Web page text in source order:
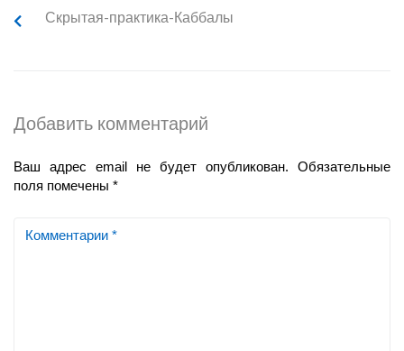
Скрытая-практика-Каббалы
Добавить комментарий
Ваш адрес email не будет опубликован.
Обязательные
поля помечены *